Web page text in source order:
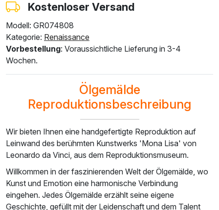
F4613-236
€147.57
87.07
€212.76
€
191.52
175.20
103.37
Kostenloser Versand
Modell: GR074808
Kategorie: Renaissance
Vorbestellung: Voraussichtliche Lieferung in 3-4
Wochen.
Ölgemälde
Reproduktionsbeschreibung
Wir bieten Ihnen eine handgefertigte Reproduktion auf
Leinwand des berühmten Kunstwerks 'Mona Lisa' von
Leonardo da Vinci, aus dem Reproduktionsmuseum.
Willkommen in der faszinierenden Welt der Ölgemälde, wo
Kunst und Emotion eine harmonische Verbindung
eingehen. Jedes Ölgemälde erzählt seine eigene
Geschichte, gefüllt mit der Leidenschaft und dem Talent